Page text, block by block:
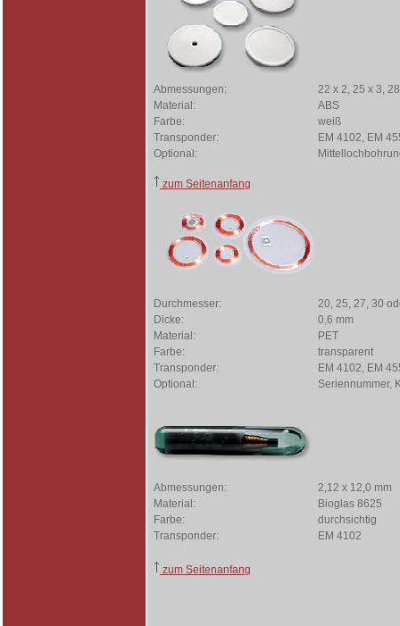
Abmessungen:
22 x 2, 25 x 3,
Material:
ABS
Farbe:
weiß
Transponder:
EM 4102, EM
Optional:
zum Seitenanfang
Durchmesser:
20, 25, 27, 30
Dicke:
0,6 mm
Material:
PET
Farbe:
transparent
Transponder:
EM 4102, EM
Optional:
Seriennummer,
Abmessungen:
2,12 x 12,0 mm
Material:
Bioglas 8625
Farbe:
durchsichtig
Transponder:
EM 4102
zum Seitenanfang